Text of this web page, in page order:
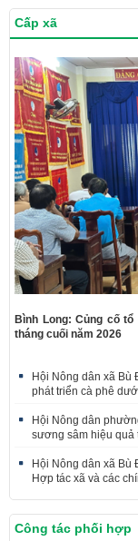
Cấp xã
Bình Long: Củng cố
tháng cuối năm 2026
Hội Nông dân xã Bù
phát triển cà phê
Hội Nông dân
sương sâm hiệu
Hội Nông dân xã Bù
Hợp tác xã và các
Công tác phối hợp